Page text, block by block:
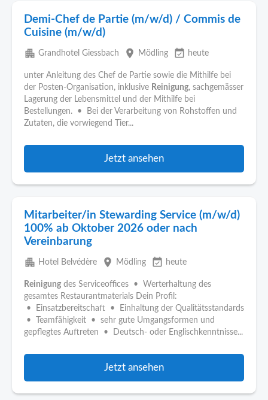
Demi-Chef de Partie (m/w/d) / Commis de
Cuisine (m/w/d)
apartment Grandhotel Giessbach place Mödling event_available heute
unter Anleitung des Chef de Partie sowie die Mithilfe bei
der Posten-Organisation, inklusive Reinigung, sachgemässer
Lagerung der Lebensmittel und der Mithilfe bei
Bestellungen. • Bei der Verarbeitung von Rohstoffen und
Zutaten, die vorwiegend Tier...
Jetzt ansehen
Mitarbeiter/in Stewarding Service (m/w/d)
100% ab Oktober 2026 oder nach
Vereinbarung
apartment Hotel Belvédère place Mödling event_available heute
Reinigung des Serviceoffices • Werterhaltung des
gesamtes Restaurantmaterials Dein Profil:
• Einsatzbereitschaft • Einhaltung der Qualitätsstandards
• Teamfähigkeit • sehr gute Umgangsformen und
gepflegtes Auftreten • Deutsch- oder Englischkenntnisse...
Jetzt ansehen